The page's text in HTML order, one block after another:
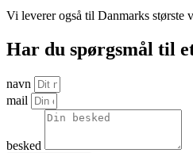
Vi leverer også til Danmarks største
Har du spørgsmål til
navn
mail
besked